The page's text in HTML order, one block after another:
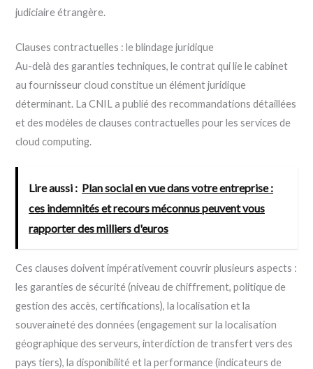
judiciaire étrangère.
Clauses contractuelles : le blindage juridique
Au-delà des garanties techniques, le contrat qui lie le cabinet
au fournisseur cloud constitue un élément juridique
déterminant. La CNIL a publié des recommandations détaillées
et des modèles de clauses contractuelles pour les services de
cloud computing.
Lire aussi : Plan social en vue dans votre entreprise :
ces indemnités et recours méconnus peuvent vous
rapporter des milliers d'euros
Ces clauses doivent impérativement couvrir plusieurs aspects :
les garanties de sécurité (niveau de chiffrement, politique de
gestion des accès, certifications), la localisation et la
souveraineté des données (engagement sur la localisation
géographique des serveurs, interdiction de transfert vers des
pays tiers), la disponibilité et la performance (indicateurs de